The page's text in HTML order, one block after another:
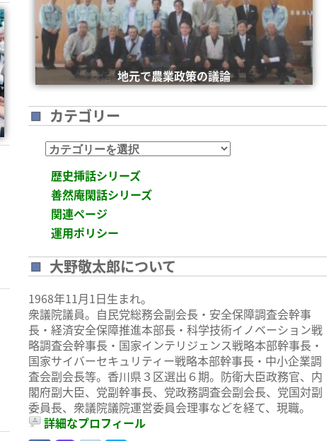
安倍総理米国議会演説後の一コマ
地元で農業政策の議論
カテゴリー
カ
テ
ゴ
リ
ー
歴史挿話シリーズ
善然庵閑話シリーズ
関連ページ
運用ポリシー
大野敬太郎について
1968年11月1日生まれ。
衆議院議員。自民党総務会副会長・安全保障調査会幹事
長・経済安全保障推進本部長・科学技術イノベーション戦
略調査会幹事長・国家インテリジェンス戦略本部幹事長・
国家サイバーセキュリティー戦略本部幹事長・中小企業調
査会副会長等。香川県３区選出６期。防衛大臣政務官、内
閣府副大臣、党副幹事長、党政務調査会副会長、党国対副
委員長、衆議院議院運営委員会理事などを経て、現職。
詳細なプロフィール